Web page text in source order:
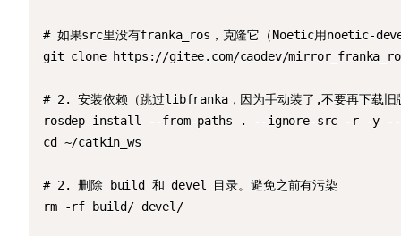
# 如果src里没有franka_ros，克隆它（Noetic用noetic-
git clone https://gitee.com/caodev/
# 2. 安装依赖（跳过libfranka，因为手动装了,不要再下载旧
rosdep install --from-paths . --ignore-src -r -y --
cd ~/catkin_ws
# 2. 删除 build 和 devel 目录。避免之前有污染
rm -rf build/ devel/